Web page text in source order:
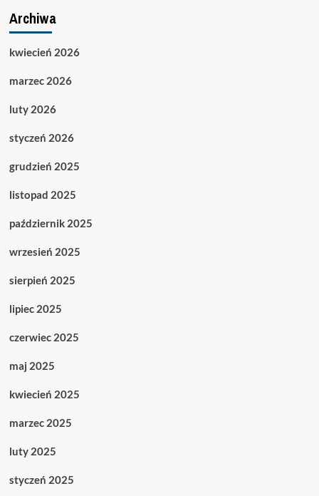
Archiwa
kwiecień 2026
marzec 2026
luty 2026
styczeń 2026
grudzień 2025
listopad 2025
październik 2025
wrzesień 2025
sierpień 2025
lipiec 2025
czerwiec 2025
maj 2025
kwiecień 2025
marzec 2025
luty 2025
styczeń 2025